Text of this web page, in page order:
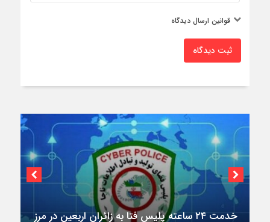
قوانین ارسال دیدگاه
ثبت دیدگاه
خدمت ۲۴ ساعته پلیس فتا به زائران اربعین در مرز